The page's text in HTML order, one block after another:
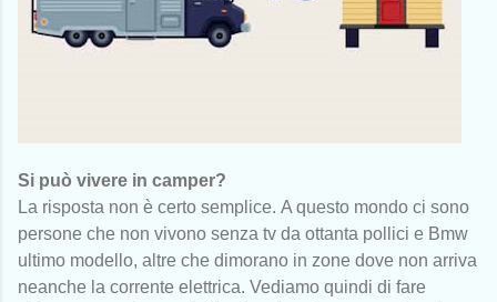
Si può vivere in camper?
La risposta non è certo semplice. A questo mondo ci sono
persone che non vivono senza tv da ottanta pollici e Bmw
ultimo modello, altre che dimorano in zone dove non arriva
neanche la corrente elettrica. Vediamo quindi di fare